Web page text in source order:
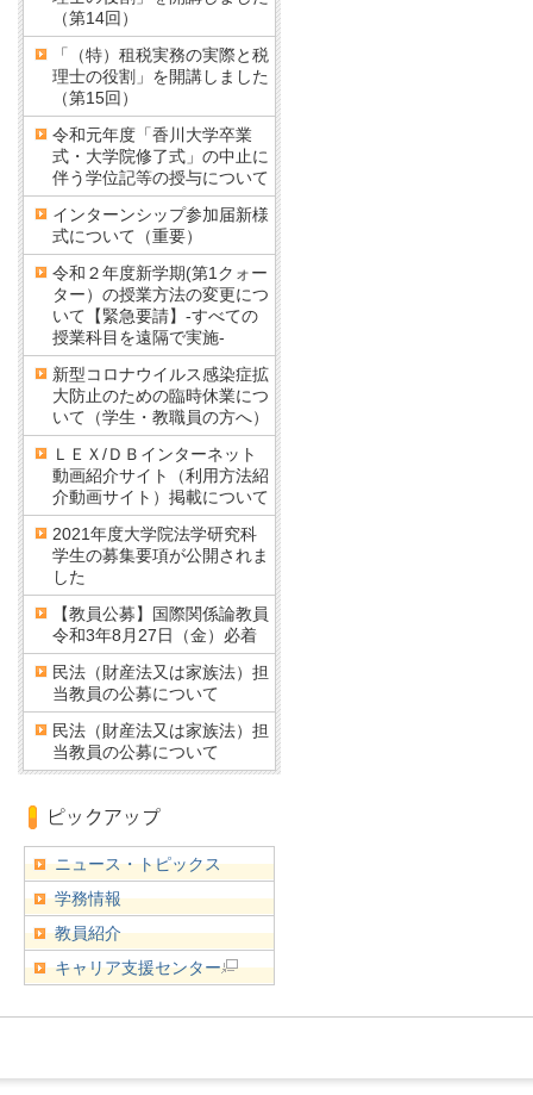
（第14回）
「（特）租税実務の実際と税
理士の役割」を開講しました
（第15回）
令和元年度「香川大学卒業
式・大学院修了式」の中止に
伴う学位記等の授与について
インターンシップ参加届新様
式について（重要）
令和２年度新学期(第1クォー
ター）の授業方法の変更につ
いて【緊急要請】-すべての
授業科目を遠隔で実施-
新型コロナウイルス感染症拡
大防止のための臨時休業につ
いて（学生・教職員の方へ）
ＬＥＸ/ＤＢインターネット
動画紹介サイト（利用方法紹
介動画サイト）掲載について
2021年度大学院法学研究科
学生の募集要項が公開されま
した
【教員公募】国際関係論教員
令和3年8月27日（金）必着
民法（財産法又は家族法）担
当教員の公募について
民法（財産法又は家族法）担
当教員の公募について
ニュース・トピックス
学務情報
教員紹介
キャリア支援センター